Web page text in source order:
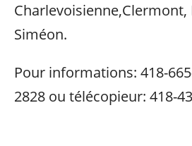
Charlevoisienne,Clermont,
Siméon.
Pour informations: 418-
2828 ou télécopieur: 418-